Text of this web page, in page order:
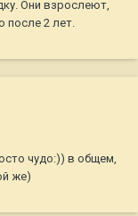
Они взрослеют,
после 2 лет.
чудо:)) в общем,
же)